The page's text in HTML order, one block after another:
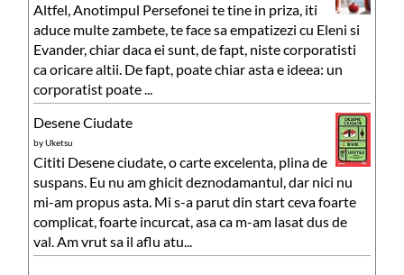
Altfel, Anotimpul Persefonei te tine in priza, iti
aduce multe zambete, te face sa empatizezi cu Eleni si
Evander, chiar daca ei sunt, de fapt, niste corporatisti
ca oricare altii. De fapt, poate chiar asta e ideea: un
corporatist poate ...
Desene Ciudate
byUketsu
Cititi Desene ciudate, o carte excelenta, plina de
suspans. Eu nu am ghicit deznodamantul, dar nici nu
mi-am propus asta. Mi s-a parut din start ceva foarte
complicat, foarte incurcat, asa ca m-am lasat dus de
val. Am vrut sa il aflu atu...